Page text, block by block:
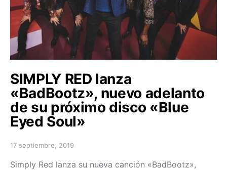
SIMPLY RED lanza
«BadBootz», nuevo adelanto
de su próximo disco «Blue
Eyed Soul»
Posted on
17 septiembre, 2019
Simply Red lanza su nueva canción «BadBootz»,